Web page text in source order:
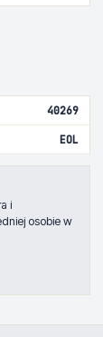
40269
EOL
i
osobie w